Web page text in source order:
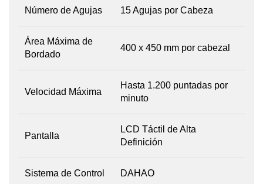
Número de Agujas 15 Agujas por Cabeza
Área Máxima de
Bordado
400 x 450 mm por cabezal
Velocidad Máxima
Hasta 1.200 puntadas por
minuto
Pantalla
LCD Táctil de Alta
Definición
Sistema de Control DAHAO